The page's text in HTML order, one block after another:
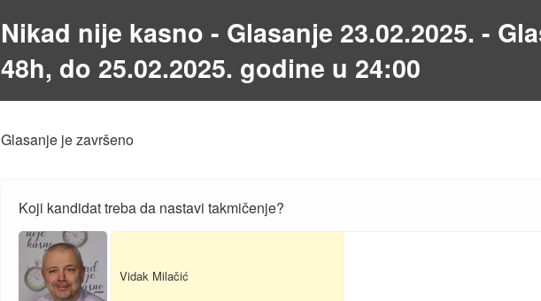
Nikad nije kasno - Glasanje 23.02.2025. -
48h, do 25.02.2025. godine u 24:00
Glasanje je završeno
Koji kandidat treba da nastavi takmičenje?
Vidak Milačić